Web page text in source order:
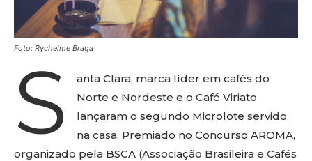
Foto: Rychelme Braga
S
anta Clara, marca líder em cafés do
Norte e Nordeste e o Café Viriato
lançaram o segundo Microlote servido
na casa. Premiado no Concurso AROMA,
organizado pela BSCA (Associação Brasileira e Cafés